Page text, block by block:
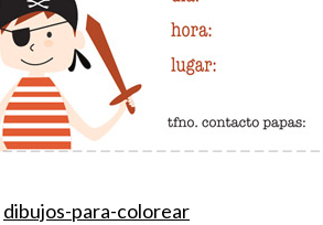
dibujos-para-colorear